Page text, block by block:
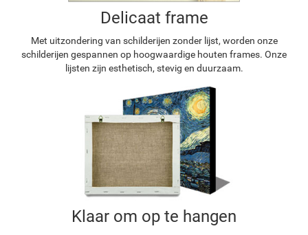
Delicaat frame
Met uitzondering van schilderijen zonder lijst, worden onze
schilderijen gespannen op hoogwaardige houten frames. Onze
lijsten zijn esthetisch, stevig en duurzaam.
Klaar om op te hangen